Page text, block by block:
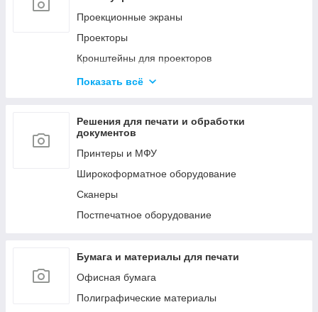
Мобильные стойки
Кронштейны для видео стен и
Конференц-системы
Проекционные экраны
Проекторы
Кронштейны для проекторов
Офисные доски
Показать всё
Решения для печати и обработки
документов
Принтеры и МФУ
Широкоформатное оборудование
Сканеры
Постпечатное оборудование
Бумага и материалы для печати
Офисная бумага
Полиграфические материалы